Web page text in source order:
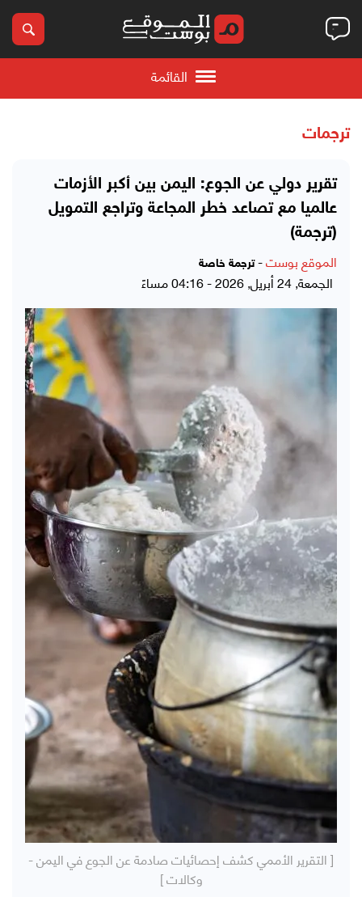
القائمة
ترجمات
تقرير دولي عن الجوع: اليمن بين أكبر الأزمات
عالميا مع تصاعد خطر المجاعة وتراجع التمويل
(ترجمة)
الموقع بوست-ترجمة خاصة
الجمعة, 24 أبريل, 2026 - 04:16 مساءً
[ التقرير الأممي كشف إحصائيات صادمة عن الجوع في اليمن -
وكالات ]